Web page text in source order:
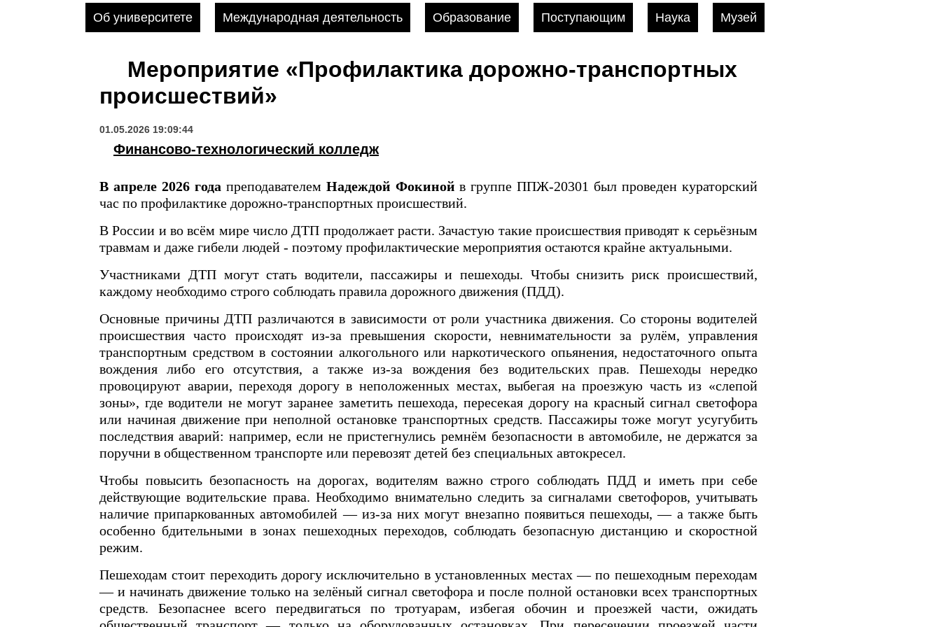
Об университете Международная деятельность Образование Поступающим Наука Музей
Мероприятие «Профилактика дорожно‑транспортных
происшествий»
01.05.2026 19:09:44
Финансово-технологический колледж
В апреле 2026 года преподавателем Надеждой Фокинойв группе ППЖ-20301 был проведен кураторский
час по профилактике дорожно-транспортных происшествий.
В России и во всём мире число ДТП продолжает расти. Зачастую такие происшествия приводят к серьёзным
травмам и даже гибели людей - поэтому профилактические мероприятия остаются крайне актуальными.
Участниками ДТП могут стать водители, пассажиры и пешеходы. Чтобы снизить риск происшествий,
каждому необходимо строго соблюдать правила дорожного движения (ПДД).
Основные причины ДТП различаются в зависимости от роли участника движения. Со стороны водителей
происшествия часто происходят из‑за превышения скорости, невнимательности за рулём, управления
транспортным средством в состоянии алкогольного или наркотического опьянения, недостаточного опыта
вождения либо его отсутствия, а также из‑за вождения без водительских прав. Пешеходы нередко
провоцируют аварии, переходя дорогу в неположенных местах, выбегая на проезжую часть из «слепой
зоны», где водители не могут заранее заметить пешехода, пересекая дорогу на красный сигнал светофора
или начиная движение при неполной остановке транспортных средств. Пассажиры тоже могут усугубить
последствия аварий: например, если не пристегнулись ремнём безопасности в автомобиле, не держатся за
поручни в общественном транспорте или перевозят детей без специальных автокресел.
Чтобы повысить безопасность на дорогах, водителям важно строго соблюдать ПДД и иметь при себе
действующие водительские права. Необходимо внимательно следить за сигналами светофоров, учитывать
наличие припаркованных автомобилей — из‑за них могут внезапно появиться пешеходы, — а также быть
особенно бдительными в зонах пешеходных переходов, соблюдать безопасную дистанцию и скоростной
режим.
Пешеходам стоит переходить дорогу исключительно в установленных местах — по пешеходным переходам
— и начинать движение только на зелёный сигнал светофора и после полной остановки всех транспортных
средств. Безопаснее всего передвигаться по тротуарам, избегая обочин и проезжей части, ожидать